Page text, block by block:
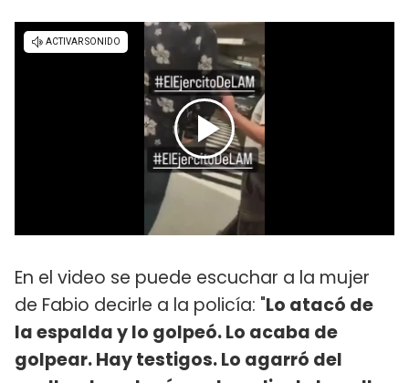
En el video se puede escuchar a la mujer
de Fabio decirle a la policía: "Lo atacó de
la espalda y lo golpeó. Lo acaba de
golpear. Hay testigos. Lo agarró del